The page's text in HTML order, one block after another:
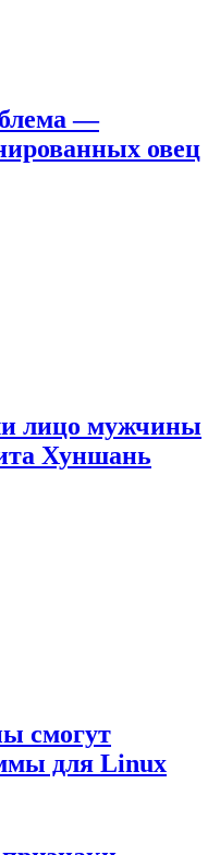
—
овец
лицо мужчины
Хуншань
смогут
для Linux